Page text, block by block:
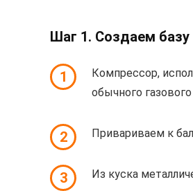
Шаг 1. Создаем базу
1
Компрессор,
обычного
2 Привариваем к
3 Из куска